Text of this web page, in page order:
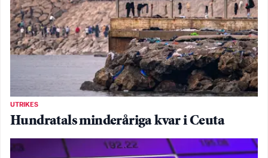
UTRIKES
Hundratals minderåriga kvar i Ceuta